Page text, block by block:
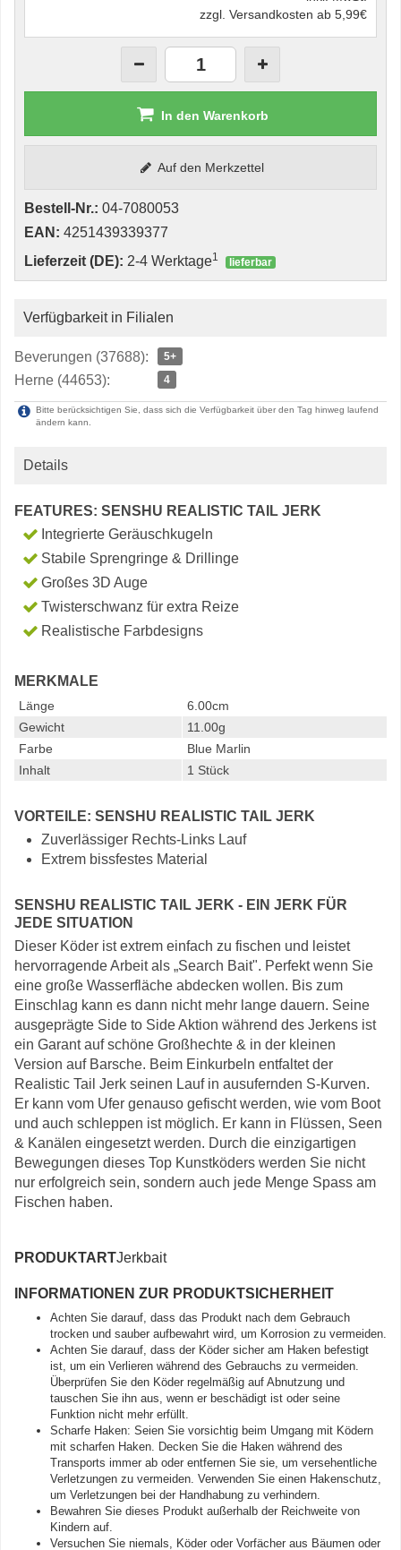
zzgl. Versandkosten ab 5,99€
In den Warenkorb
Auf den Merkzettel
Bestell-Nr.: 04-7080053
EAN: 4251439339377
Lieferzeit (DE): 2-4 Werktage1 lieferbar
Verfügbarkeit in Filialen
Beverungen (37688): 5+
Herne (44653): 4
Bitte berücksichtigen Sie, dass sich die Verfügbarkeit über den Tag hinweg laufend
ändern kann.
Details
FEATURES: SENSHU REALISTIC TAIL JERK
Integrierte Geräuschkugeln
Stabile Sprengringe & Drillinge
Großes 3D Auge
Twisterschwanz für extra Reize
Realistische Farbdesigns
MERKMALE
Länge
6.00cm
Gewicht
11.00g
Farbe
Blue Marlin
Inhalt
1 Stück
VORTEILE: SENSHU REALISTIC TAIL JERK
Zuverlässiger Rechts-Links Lauf
Extrem bissfestes Material
SENSHU REALISTIC TAIL JERK - EIN JERK FÜR
JEDE SITUATION
Dieser Köder ist extrem einfach zu fischen und leistet
hervorragende Arbeit als „Search Bait". Perfekt wenn Sie
eine große Wasserfläche abdecken wollen. Bis zum
Einschlag kann es dann nicht mehr lange dauern. Seine
ausgeprägte Side to Side Aktion während des Jerkens ist
ein Garant auf schöne Großhechte & in der kleinen
Version auf Barsche. Beim Einkurbeln entfaltet der
Realistic Tail Jerk seinen Lauf in ausufernden S-Kurven.
Er kann vom Ufer genauso gefischt werden, wie vom Boot
und auch schleppen ist möglich. Er kann in Flüssen, Seen
& Kanälen eingesetzt werden. Durch die einzigartigen
Bewegungen dieses Top Kunstköders werden Sie nicht
nur erfolgreich sein, sondern auch jede Menge Spass am
Fischen haben.
PRODUKTARTJerkbait
INFORMATIONEN ZUR PRODUKTSICHERHEIT
Achten Sie darauf, dass das Produkt nach dem Gebrauch
trocken und sauber aufbewahrt wird, um Korrosion zu vermeiden.
Achten Sie darauf, dass der Köder sicher am Haken befestigt
ist, um ein Verlieren während des Gebrauchs zu vermeiden.
Überprüfen Sie den Köder regelmäßig auf Abnutzung und
tauschen Sie ihn aus, wenn er beschädigt ist oder seine
Funktion nicht mehr erfüllt.
Scharfe Haken: Seien Sie vorsichtig beim Umgang mit Ködern
mit scharfen Haken. Decken Sie die Haken während des
Transports immer ab oder entfernen Sie sie, um versehentliche
Verletzungen zu vermeiden. Verwenden Sie einen Hakenschutz,
um Verletzungen bei der Handhabung zu verhindern.
Bewahren Sie dieses Produkt außerhalb der Reichweite von
Kindern auf.
Versuchen Sie niemals, Köder oder Vorfächer aus Bäumen oder